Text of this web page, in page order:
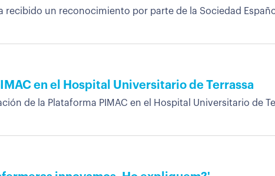
recibido un reconocimiento por parte de la Sociedad
en el Hospital Universitario de Terrassa
de la Plataforma PIMAC en el Hospital Universitario de